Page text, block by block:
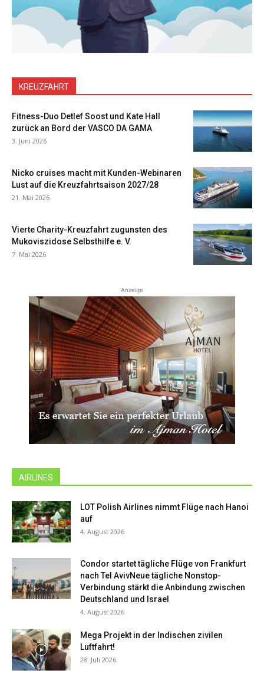
KREUZFAHRT
Fitness-Duo Detlef Soost und Kate Hall
zurück an Bord der VASCO DA GAMA
3. Juni 2026
Nicko cruises macht mit Kunden-Webinaren
Lust auf die Kreuzfahrtsaison 2027/28
21. Mai 2026
Vierte Charity-Kreuzfahrt zugunsten des
Mukoviszidose Selbsthilfe e. V.
7. Mai 2026
Anzeige
AIRLINES
LOT Polish Airlines nimmt Flüge nach Hanoi
auf
4. August 2026
Condor startet tägliche Flüge von Frankfurt
nach Tel AvivNeue tägliche Nonstop-
Verbindung stärkt die Anbindung zwischen
Deutschland und Israel
4. August 2026
Mega Projekt in der Indischen zivilen
Luftfahrt!
28. Juli 2026